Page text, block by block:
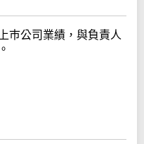
巿公司業績，與負責人